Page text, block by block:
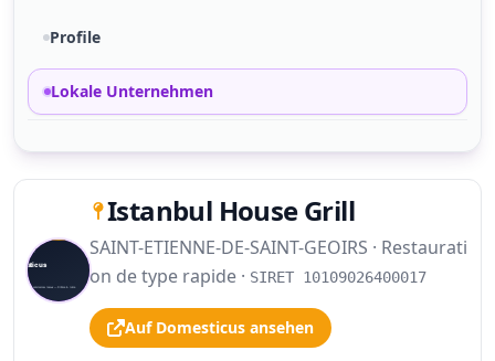
Profile
Lokale Unternehmen
Istanbul House Grill
SAINT-ETIENNE-DE-SAINT-GEOIRS · Restaurati
on de type rapide · SIRET 10109026400017
Auf Domesticus ansehen